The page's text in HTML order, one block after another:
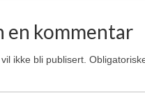
en kommentar
ikke bli publisert.